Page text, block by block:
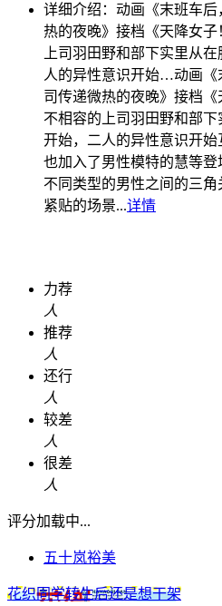
详细介绍： 动画《末班车
热的夜晚》接档《天降女
上司羽田野和部下实里从
人的异性意识开始…动画《
司传递微热的夜晚》接档
不相容的上司羽田野和部
开始，二人的异性意识开
也加入了男性模特的慧等
不同类型的男性之间的三
紧贴的场景...详情
力荐
人
推荐
人
还行
人
较差
人
很差
人
评分加载中...
五十岚裕美
花织同学转生后还是想干架